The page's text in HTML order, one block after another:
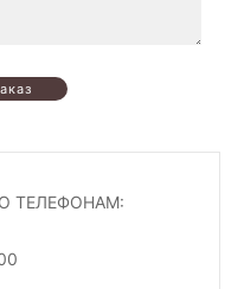
ТЕЛЕФОНАМ: